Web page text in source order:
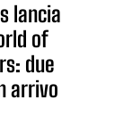
lancia
of
due
arrivo